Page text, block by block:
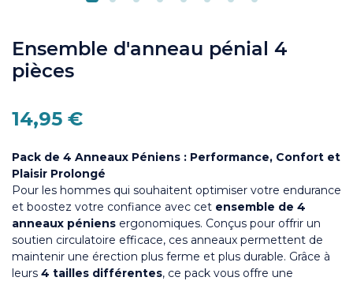
Ensemble d'anneau pénial 4
pièces
14,95 €
Pack de 4 Anneaux Péniens : Performance, Confort et
Plaisir Prolongé
Pour les hommes qui souhaitent optimiser votre endurance
et boostez votre confiance avec cet ensemble de 4
anneaux péniens ergonomiques. Conçus pour offrir un
soutien circulatoire efficace, ces anneaux permettent de
maintenir une érection plus ferme et plus durable. Grâce à
leurs 4 tailles différentes, ce pack vous offre une